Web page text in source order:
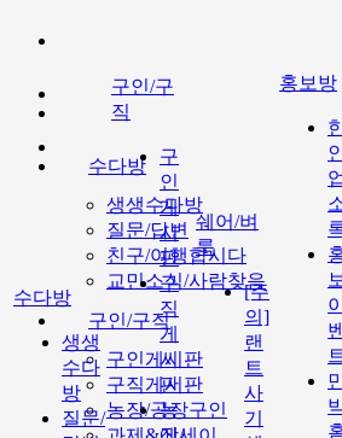
수다방
생생수다방
질문/답변
친구/여행합시다
교민소식/사람찾음
구인/구직
구인게시판
구직게시판
농장/공장구인
수다방
생생
수다
방
질문/
구인/구
직
구
인
게
시
판
구
직
게
시
판
농
쉐어/벼
룩
[주
의]
랜
트
사
기
홍보방
이
벤